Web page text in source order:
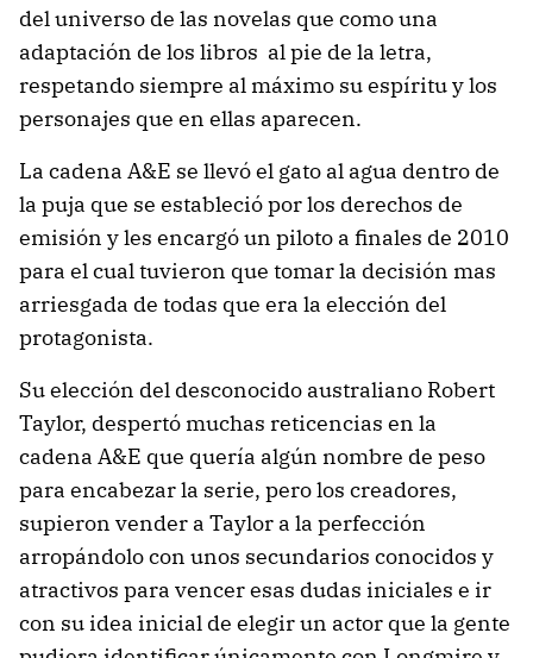
del universo de las novelas que como una
adaptación de los libros al pie de la letra,
respetando siempre al máximo su espíritu y los
personajes que en ellas aparecen.
La cadena A&E se llevó el gato al agua dentro de
la puja que se estableció por los derechos de
emisión y les encargó un piloto a finales de 2010
para el cual tuvieron que tomar la decisión mas
arriesgada de todas que era la elección del
protagonista.
Su elección del desconocido australiano Robert
Taylor, despertó muchas reticencias en la
cadena A&E que quería algún nombre de peso
para encabezar la serie, pero los creadores,
supieron vender a Taylor a la perfección
arropándolo con unos secundarios conocidos y
atractivos para vencer esas dudas iniciales e ir
con su idea inicial de elegir un actor que la gente